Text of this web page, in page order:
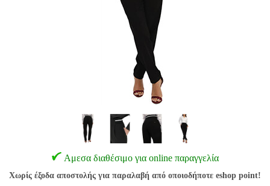
Αμεσα διαθέσιμο για online παραγγελία
Χωρίς έξοδα αποστολής για παραλαβή από οποιοδήποτε eshop point!